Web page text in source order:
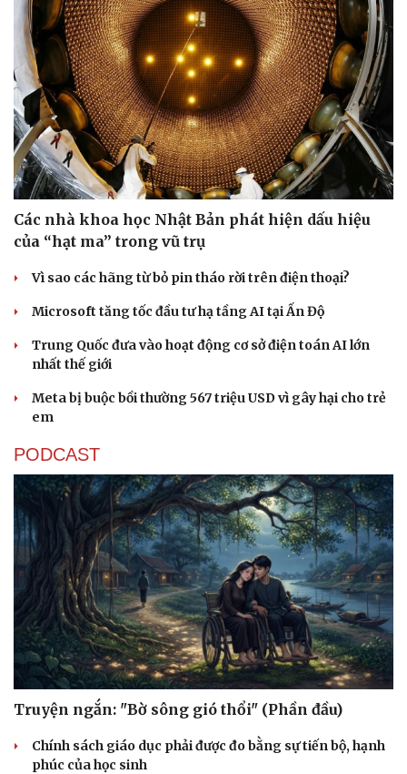
Dinh dưỡng - món ngon
Cây thuốc
Sản phụ khoa
Nhi khoa
Nam khoa
Làm đẹp - giảm cân
Phòng mạch online
Ăn sạch sống khỏe
Nhà đẹp
Blog
Tình yêu - Gia đình
Các nhà khoa học Nhật Bản phát hiện dấu hiệu
của “hạt ma” trong vũ trụ
Vì sao các hãng từ bỏ pin tháo rời trên điện thoại?
Microsoft tăng tốc đầu tư hạ tầng AI tại Ấn Độ
Trung Quốc đưa vào hoạt động cơ sở điện toán AI lớn
nhất thế giới
Meta bị buộc bồi thường 567 triệu USD vì gây hại cho trẻ
em
PODCAST
Truyện ngắn: "Bờ sông gió thổi" (Phần đầu)
Chính sách giáo dục phải được đo bằng sự tiến bộ, hạnh
phúc của học sinh